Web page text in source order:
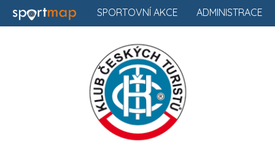
ADMINISTRACE
SPORTOVNÍ AKCE